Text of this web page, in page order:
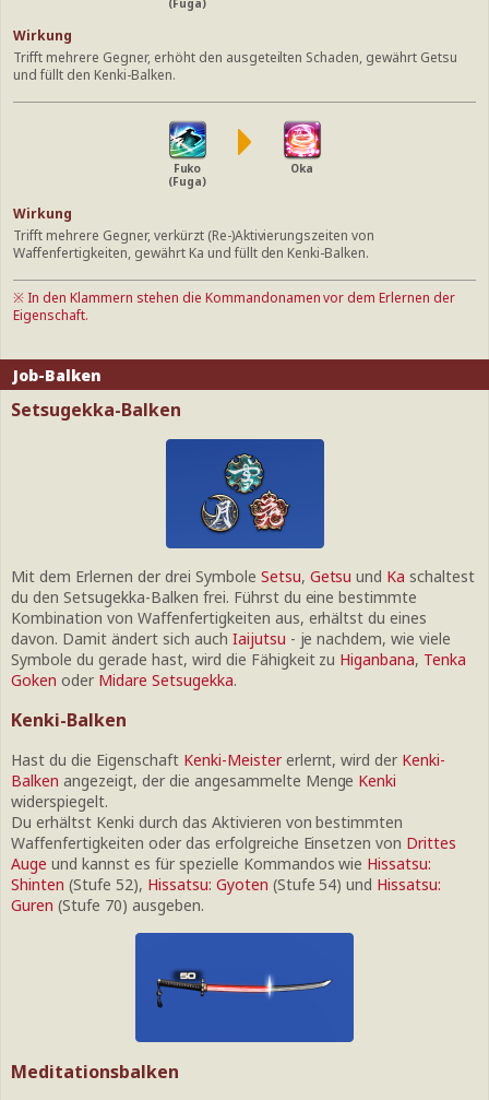
(Fuga)
Wirkung
Trifft mehrere Gegner, erhöht den ausgeteilten Schaden, gewährt Getsu
und füllt den Kenki-Balken.
Fuko
(Fuga)
Oka
Wirkung
Trifft mehrere Gegner, verkürzt (Re-)Aktivierungszeiten von
Waffenfertigkeiten, gewährt Ka und füllt den Kenki-Balken.
※ In den Klammern stehen die Kommandonamen vor dem Erlernen der
Eigenschaft.
Job-Balken
Setsugekka-Balken
Mit dem Erlernen der drei Symbole Setsu, Getsu und Ka schaltest
du den Setsugekka-Balken frei. Führst du eine bestimmte
Kombination von Waffenfertigkeiten aus, erhältst du eines
davon. Damit ändert sich auch Iaijutsu - je nachdem, wie viele
Symbole du gerade hast, wird die Fähigkeit zu Higanbana, Tenka
Goken oder Midare Setsugekka.
Kenki-Balken
Hast du die Eigenschaft Kenki-Meistererlernt, wird der Kenki-
Balken angezeigt, der die angesammelte Menge Kenki
widerspiegelt.
Du erhältst Kenki durch das Aktivieren von bestimmten
Waffenfertigkeiten oder das erfolgreiche Einsetzen von Drittes
Auge und kannst es für spezielle Kommandos wie Hissatsu:
Shinten (Stufe 52), Hissatsu: Gyoten (Stufe 54) und Hissatsu:
Guren (Stufe 70) ausgeben.
Meditationsbalken